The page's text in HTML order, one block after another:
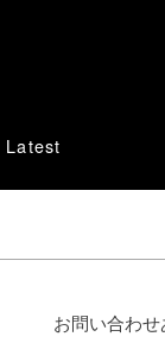
Latest
お問い合わせ